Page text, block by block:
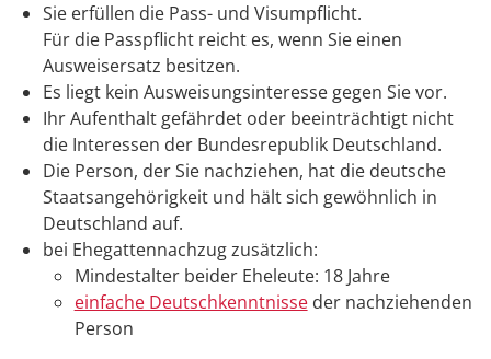
Sie erfüllen die Pass- und Visumpflicht.
Für die Passpflicht reicht es, wenn Sie einen
Ausweisersatz besitzen.
Es liegt kein Ausweisungsinteresse gegen Sie vor.
Ihr Aufenthalt gefährdet oder beeinträchtigt nicht
die Interessen der Bundesrepublik Deutschland.
Die Person, der Sie nachziehen, hat die deutsche
Staatsangehörigkeit und hält sich gewöhnlich in
Deutschland auf.
bei Ehegattennachzug zusätzlich:
Mindestalter beider Eheleute: 18 Jahre
einfache Deutschkenntnisseder nachziehenden
Person